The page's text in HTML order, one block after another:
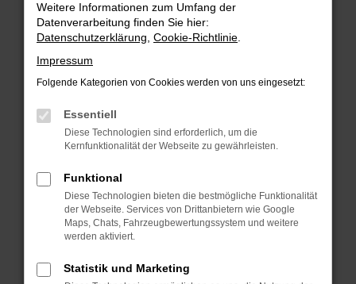
Überprüfe deine Firewall und deine
Internetverbindung.
Laden andere Webseiten, zum Beispiel deine
Suchmaschine?
Prüfe deine Browsererweiterungen.
Manche Erweiterungen, wie Werbeblocker,
können das Laden bestimmter Seiten
verhindern. Funktioniert die Seite in einem
Fenster?
Starte dein Gerät neu.
Das kann manchmal helfen, vorübergehende
Probleme zu beheben.
Betriebssystem auf dem neuesten Stand
Weitere Informationen zum Umfang der
Datenverarbeitung finden Sie hier:
Datenschutzerklärung Cookie-Richtlinie
Impressum
Folgende Kategorien von Cookies werden von uns eingesetzt:
Essentiell
Diese Technologien sind erforderlich, um die
Kernfunktionalität der Webseite zu gewährleisten.
Funktional
Diese Technologien bieten die bestmögliche Funktionalität
der Webseite. Services von Drittanbietern wie Google
Maps, Chats, Fahrzeugbewertungssystem und weitere
werden aktiviert.
Statistik und Marketing